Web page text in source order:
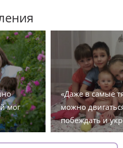
мог
«Даже в самые
можно
побеждать и